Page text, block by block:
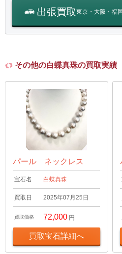
出張買取東京・大阪・福
その他の白蝶真珠の買取実績
パール ネックレス
宝石名 白蝶真珠
買取日 2025年07月25日
買取価格 72,000 円
買取宝石詳細へ